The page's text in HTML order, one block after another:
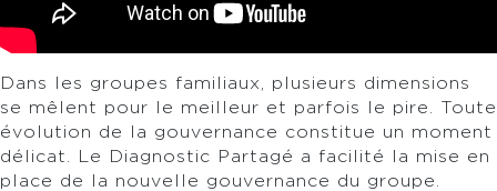
Dans les groupes familiaux, plusieurs dimensions
se mêlent pour le meilleur et parfois le pire. Toute
évolution de la gouvernance constitue un moment
délicat. Le Diagnostic Partagé a facilité la mise en
place de la nouvelle gouvernance du groupe.